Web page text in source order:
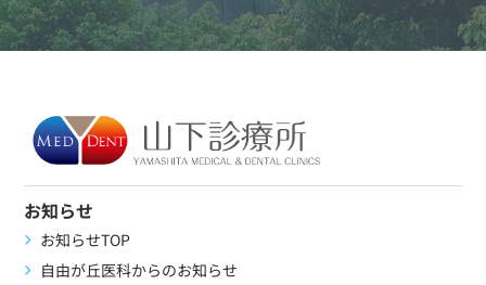
お知らせ
お知らせTOP
自由が丘医科からのお知らせ